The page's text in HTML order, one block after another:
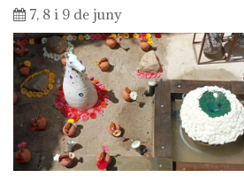
7, 8 i 9 de juny